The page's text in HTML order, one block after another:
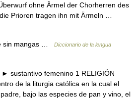
ohne Ärmel der Chorherren des
Prioren tragen ihn mit Ärmeln …
sin mangas …
Diccionario de la lengua
sustantivo femenino 1 RELIGIÓN
de la liturgia católica en la cual el
bajo las especies de pan y vino, el